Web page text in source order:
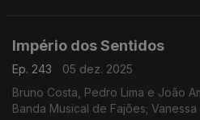
Império dos Sentidos
Ep. 243
05 dez. 2025
Bruno Costa, Pedro Lima e João
Banda Musical de Fajões;